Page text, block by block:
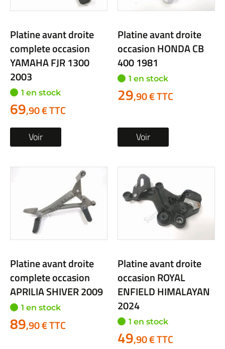
Platine avant droite
complete occasion
YAMAHA FJR 1300
2003
1 en stock
69,90 € TTC
Voir
Platine avant droite
occasion HONDA CB
400 1981
1 en stock
29,90 € TTC
Voir
Platine avant droite
complete occasion
APRILIA SHIVER 2009
1 en stock
89,90 € TTC
Platine avant droite
occasion ROYAL
ENFIELD HIMALAYAN
2024
1 en stock
49,90 € TTC